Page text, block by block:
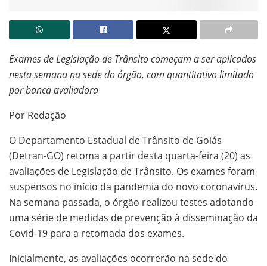
Exames de Legislação de Trânsito começam a ser aplicados
nesta semana na sede do órgão, com quantitativo limitado
por banca avaliadora
Por Redação
O Departamento Estadual de Trânsito de Goiás
(Detran-GO) retoma a partir desta quarta-feira (20) as
avaliações de Legislação de Trânsito. Os exames foram
suspensos no início da pandemia do novo coronavírus.
Na semana passada, o órgão realizou testes adotando
uma série de medidas de prevenção à disseminação da
Covid-19 para a retomada dos exames.
Inicialmente, as avaliações ocorrerão na sede do